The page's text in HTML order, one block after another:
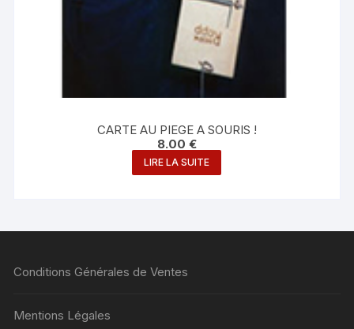
CARTE AU PIEGE A SOURIS !
8.00 €
LIRE LA SUITE
Conditions Générales de Ventes
Mentions Légales